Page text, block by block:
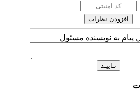
پیام به نویسنده مسئول